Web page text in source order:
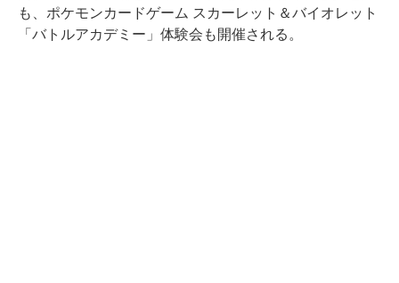
も、ポケモンカードゲーム スカーレット＆バイオレット
「バトルアカデミー」体験会も開催される。